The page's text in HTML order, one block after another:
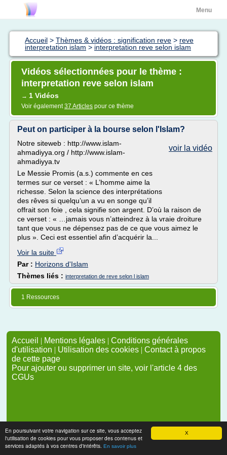
X
En poursuivant votre navigation sur ce site, vous acceptez
l'utilisation de cookies pour vous proposer des contenus et
services adaptés à vos centres d'intérêts. En savoir plus
Menu
Accueil > Thèmes & vidéos : signification reve > reve
interpretation islam > interpretation reve selon islam
Vidéos sélectionnées pour le thème :
interpretation reve selon islam
→ 1 Vidéos
Voir également37 Articles pour ce thème
Peut on participer à la bourse selon l'Islam?
voir la vidéo
Notre siteweb : http://www.islam-
ahmadiyya.org / http://www.islam-
ahmadiyya.tv
Le Messie Promis (a.s.) commente en ces
termes sur ce verset : « L’homme aime la
richesse. Selon la science des interprétations
des rêves si quelqu’un a vu en songe qu’il
offrait son foie , cela signifie son argent. D’où la raison de
ce verset : « …jamais vous n’atteindrez à la vraie droiture
tant que vous ne dépensez pas de ce que vous aimez le
plus ». Ceci est essentiel afin d’acquérir la...
Voir la suite
Par : Horizons d'Islam
Thèmes liés : interpretation de reve selon l islam
1 Ressources
Accueil | Mentions légales | Conditions générales
d'utilisation | Utilisation des cookies | Contact à propos
de cette page
Pour ajouter ou supprimer un site, voir l'article 4 des
CGUs